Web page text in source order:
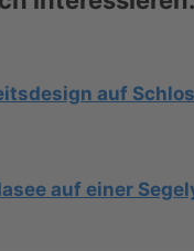
auf
auf einer